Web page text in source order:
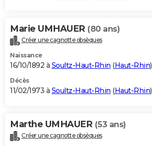
Marie UMHAUER (80 ans)
Créer une cagnotte obsèques
Naissance
16/10/1892 à Soultz-Haut-Rhin (Haut-Rhin)
Décès
11/02/1973 à Soultz-Haut-Rhin (Haut-Rhin)
Marthe UMHAUER (53 ans)
Créer une cagnotte obsèques